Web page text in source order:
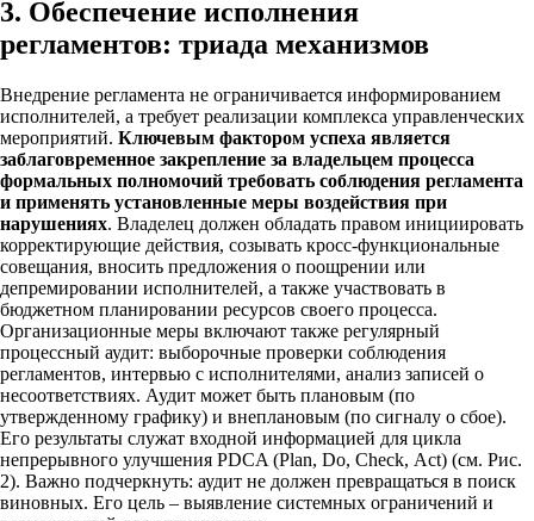
3. Обеспечение исполнения
регламентов: триада механизмов
Внедрение регламента не ограничивается информированием
исполнителей, а требует реализации комплекса управленческих
мероприятий. Ключевым фактором успеха является
заблаговременное закрепление за владельцем процесса
формальных полномочий требовать соблюдения регламента
и применять установленные меры воздействия при
нарушениях. Владелец должен обладать правом инициировать
корректирующие действия, созывать кросс-функциональные
совещания, вносить предложения о поощрении или
депремировании исполнителей, а также участвовать в
бюджетном планировании ресурсов своего процесса.
Организационные меры включают также регулярный
процессный аудит: выборочные проверки соблюдения
регламентов, интервью с исполнителями, анализ записей о
несоответствиях. Аудит может быть плановым (по
утвержденному графику) и внеплановым (по сигналу о сбое).
Его результаты служат входной информацией для цикла
непрерывного улучшения PDCA (Plan, Do, Check, Act) (см. Рис.
2). Важно подчеркнуть: аудит не должен превращаться в поиск
виновных. Его цель – выявление системных ограничений и